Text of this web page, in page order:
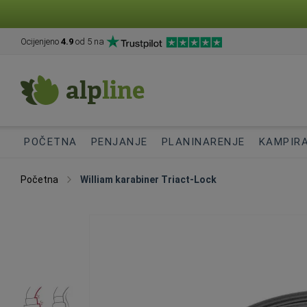
Ocijenjeno 4.9 od 5 na
POČETNA PENJANJE PLANINARENJE
Početna William karabiner Triact-Lock
the